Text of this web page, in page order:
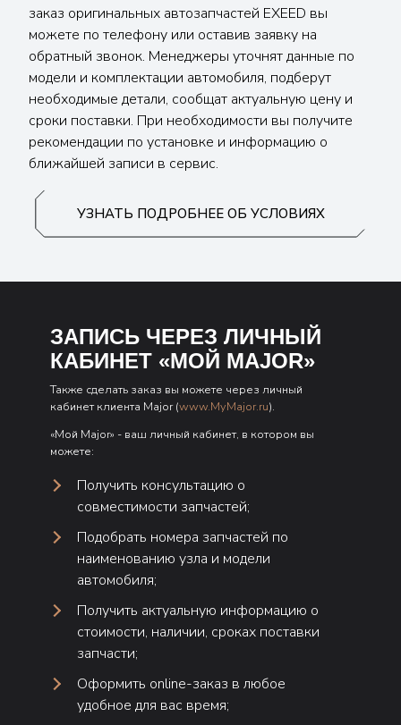
заказ оригинальных автозапчастей EXEED вы
можете по телефону или оставив заявку на
обратный звонок. Менеджеры уточнят данные по
модели и комплектации автомобиля, подберут
необходимые детали, сообщат актуальную цену и
сроки поставки. При необходимости вы получите
рекомендации по установке и информацию о
ближайшей записи в сервис.
УЗНАТЬ ПОДРОБНЕЕ ОБ УСЛОВИЯХ
ЗАПИСЬ ЧЕРЕЗ ЛИЧНЫЙ
КАБИНЕТ «МОЙ MAJOR»
Также сделать заказ вы можете через личный
кабинет клиента Major (www.MyMajor.ru).
«Мой Major» - ваш личный кабинет, в котором вы
можете:
Получить консультацию о
совместимости запчастей;
Подобрать номера запчастей по
наименованию узла и модели
автомобиля;
Получить актуальную информацию о
стоимости, наличии, сроках поставки
запчасти;
Оформить online-заказ в любое
удобное для вас время;